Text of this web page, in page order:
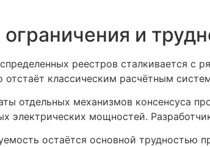
ограничения и
реестров сталкивается с
отстаёт классическим расчётным
отдельных механизмов консенсуса
электрических мощностей.
остаётся основной трудностью